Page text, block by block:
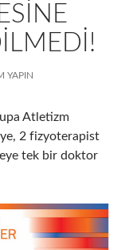
YAPIN
Atletizm
2 fizyoterapist
tek bir doktor